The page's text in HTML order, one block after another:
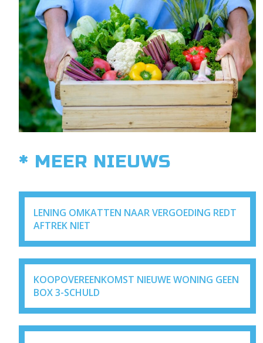
* MEER NIEUWS
LENING OMKATTEN NAAR VERGOEDING REDT
AFTREK NIET
KOOPOVEREENKOMST NIEUWE WONING GEEN
BOX 3-SCHULD